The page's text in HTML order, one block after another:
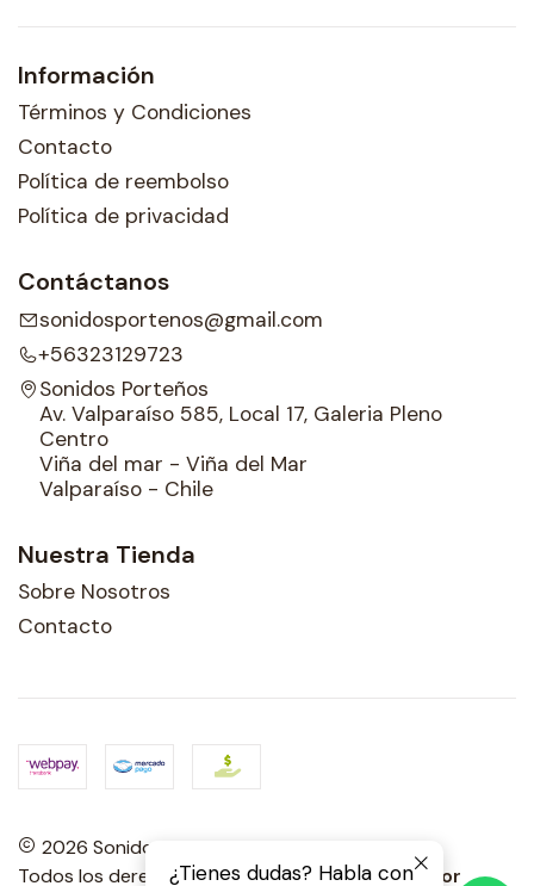
Información
Términos y Condiciones
Contacto
Política de reembolso
Política de privacidad
Contáctanos
sonidosportenos@gmail.com
+56323129723
Sonidos Porteños
Av. Valparaíso 585, Local 17, Galeria Pleno
Centro
Viña del mar - Viña del Mar
Valparaíso - Chile
Nuestra Tienda
Sobre Nosotros
Contacto
2026 Sonidos Porteños.
Todos los derechos reservados.Desarrollado por
¿Tienes dudas? Habla con